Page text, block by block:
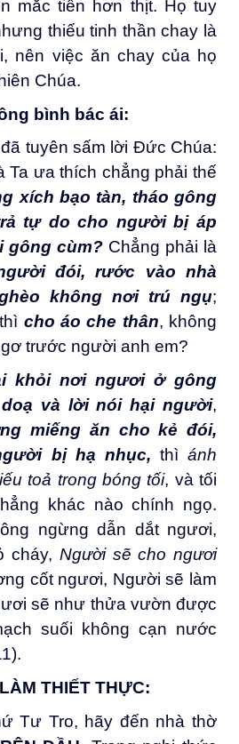
mắc tiền hơn thịt. Họ tuy
thiếu tinh thần chay là
nên việc ăn chay của họ
Chúa.
bình bác ái:
tuyên sấm lời Đức Chúa:
Ta ưa thích chẳng phải thế
xích bạo tàn, tháo gông
tự do cho người bị áp
gông cùm? Chẳng phải là
đói, rước vào nhà
không nơi trú ngụ;
cho áo che thân, không
trước người anh em?
khỏi nơi ngươi ở gông
và lời nói hại người,
miếng ăn cho kẻ đói,
bị hạ nhục, thì ánh
toả trong bóng tối, và tối
khác nào chính ngọ.
ngừng dẫn dắt ngươi,
cháy, Người sẽ cho ngươi
cốt ngươi, Người sẽ làm
sẽ như thửa vườn được
suối không cạn nước
THIẾT THỰC:
Tư Tro, hãy đến nhà thờ